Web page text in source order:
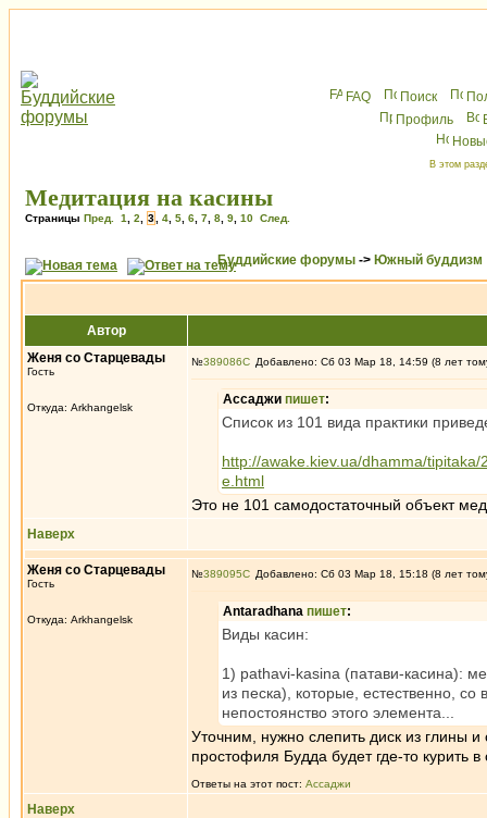
FAQ Поиск
Профиль
В этом
Медитация на касины
Страницы Пред. 1 2 3 4 5 6 7 8 9 10 След.
Буддийские форумы -> Южный буддизм
Автор
Женя со Старцевады
Гость
Откуда: Arkhangelsk
№389086 Добавлено: Сб 03 Мар 18, 14:59 (8 лет
Ассаджи пишет:
Список из 101 вида практики
http://awake.kiev.ua/dhamma/
e.html
Это не 101 самодостаточный объект
Наверх
Женя со Старцевады
Гость
Откуда: Arkhangelsk
№389095 Добавлено: Сб 03 Мар 18, 15:18 (8 лет
Antaradhana пишет:
Виды касин:
1) pathavi-kasina (патави-касина):
из песка), которые, естественно,
непостоянство этого элемента...
Уточним, нужно слепить диск из глины
простофиля Будда будет где-то курить в
Ответы на этот пост: Ассаджи
Наверх